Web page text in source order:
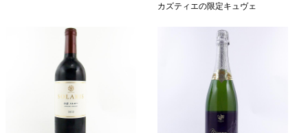
カズティエの限定キュヴェ